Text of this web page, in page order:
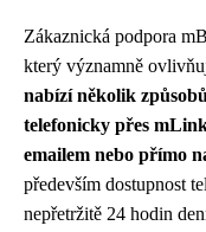
Zákaznická podpora
který významně
nabízí několik
telefonicky přes
emailem nebo přímo
především dostupnost
nepřetržitě 24 hodin